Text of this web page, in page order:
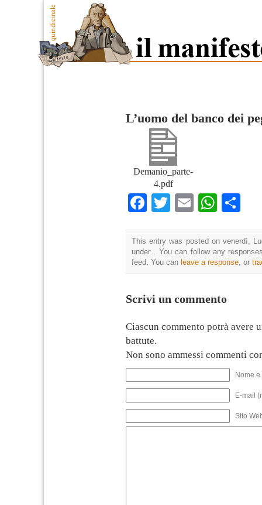
L’uomo del banco dei
Demanio_parte-
4.pdf
Facebook
TwitterEmail
This entry was posted on venerdì,
under . You can follow any
feed. You can leave a response, or
Scrivi un commento
Ciascun commento potrà avere
battute.
Non sono ammessi commenti
Nome
E-mail
Sito